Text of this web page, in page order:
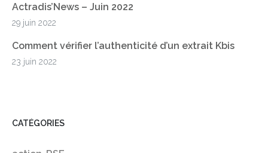
Actradis’News – Juin 2022
29 juin 2022
Comment vérifier l’authenticité d’un extrait Kbis
23 juin 2022
CATÉGORIES